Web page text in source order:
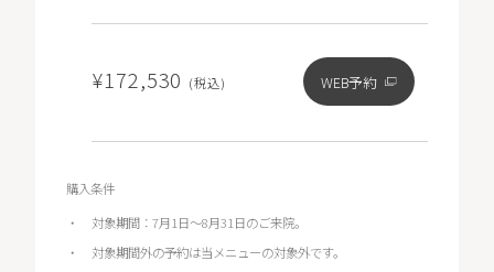
¥172,530 (税込) WEB予約
購入条件
対象期間：7月1日～8月31日のご来院。
対象期間外の予約は当メニューの対象外です。